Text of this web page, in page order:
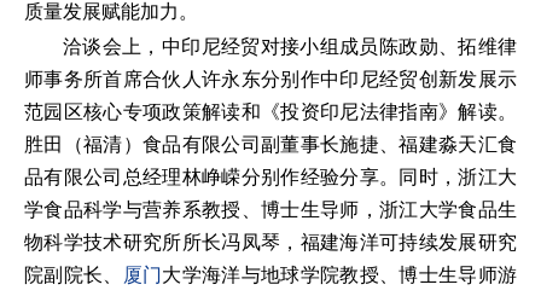
质量发展赋能加力。
洽谈会上，中印尼经贸对接小组成员陈政勋、拓维律
师事务所首席合伙人许永东分别作中印尼经贸创新发展示
范园区核心专项政策解读和《投资印尼法律指南》解读。
胜田（福清）食品有限公司副董事长施捷、福建淼天汇食
品有限公司总经理林峥嵘分别作经验分享。同时，浙江大
学食品科学与营养系教授、博士生导师，浙江大学食品生
物科学技术研究所所长冯凤琴，福建海洋可持续发展研究
院副院长、
厦门大学海洋与地球学院教授、博士生导师游